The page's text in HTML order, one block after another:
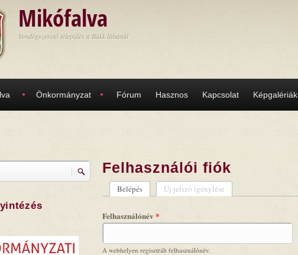
Mikófalva
Vendégszerető település a Bükk lábánál
Önkormányzat Fórum Hasznos Kapcsolat Képgalériák
Felhasználói fiók
Belépés (aktív fül)Új jelszó igénylése
Felhasználónév *
A webhelyen regisztrált felhasználónév.